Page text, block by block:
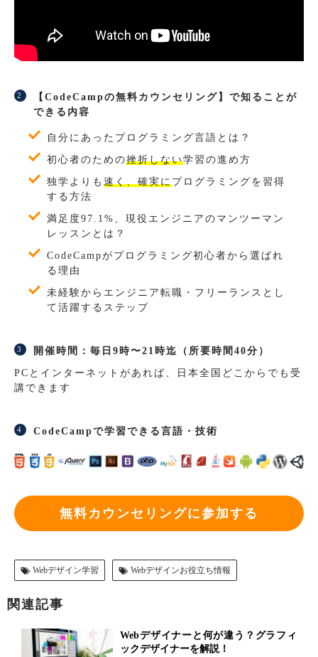
【CodeCampの無料カウンセリング】で知ることが
できる内容
自分にあったプログラミング言語とは？
初心者のための挫折しない学習の進め方
独学よりも 速く、確実にプログラミングを習得
する方法
満足度97.1%、現役エンジニアのマンツーマン
レッスンとは？
CodeCampがプログラミング初心者から選ばれ
る理由
未経験からエンジニア転職・フリーランスとし
て活躍するステップ
開催時間：毎日9時〜21時迄（所要時間40分）
PCとインターネットがあれば、日本全国どこからでも受
講できます
CodeCampで学習できる言語・技術
無料カウンセリングに参加する
Webデザイン学習 Webデザインお役立ち情報
関連記事
Webデザイナーと何が違う？グラフィ
ックデザイナーを解説！